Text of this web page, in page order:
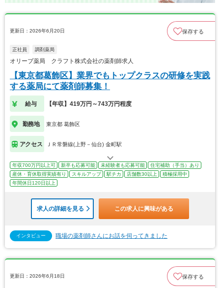
更新日：2026年6月20日 保存する
正社員 調剤薬局
オリーブ薬局 クラフト株式会社の薬剤師求人
【東京都葛飾区】業界でもトップクラスの研修を実践
する薬局にて薬剤師募集！
給与 【年収】419万円～743万円程度
勤務地 東京都 葛飾区
アクセス ＪＲ常磐線(上野－仙台) 金町駅
年収700万円以上可 新卒も応募可能 未経験者も応募可能
住宅補助（手当）あり
産休・育休取得実績有り
スキルアップ 駅チカ 店舗数30以上
積極採用中
年間休日120日以上
求人の詳細を見る この求人に興味がある
インタビュー 職場の薬剤師さんにお話を伺ってきました
更新日：2026年6月18日 保存する